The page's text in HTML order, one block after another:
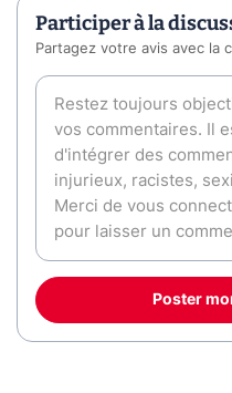
Participer à la
Partagez votre avis avec la
Poster